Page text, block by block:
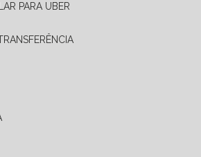
PARA UBER